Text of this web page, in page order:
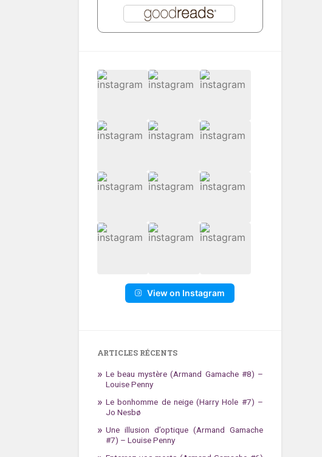
View on Instagram
ARTICLES RÉCENTS
Le beau mystère (Armand Gamache #8) –
Louise Penny
Le bonhomme de neige (Harry Hole #7) –
Jo Nesbø
Une illusion d’optique (Armand Gamache
#7) – Louise Penny